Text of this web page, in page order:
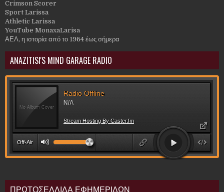
Crimson Scorer
Sport Larissa
Athletic Larissa
YouTube MonaxaLarisa
ΑΕΛ, η ιστορία από το 1964 έως σήμερα
ANAZITISI'S MIND GARAGE RADIO
ΠΡΩΤΟΣΕΛΛΙΔΑ ΕΦΗΜΕΡΙΔΩΝ